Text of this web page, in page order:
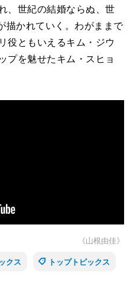
、世紀の結婚ならぬ、世
描かれていく。わがままで
役ともいえるキム・ジウ
プを魅せたキム・スヒョ
《山根由佳》
クス トップトピックス